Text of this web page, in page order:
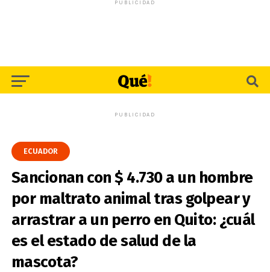
PUBLICIDAD
PUBLICIDAD
ECUADOR
Sancionan con $ 4.730 a un hombre
por maltrato animal tras golpear y
arrastrar a un perro en Quito: ¿cuál
es el estado de salud de la
mascota?